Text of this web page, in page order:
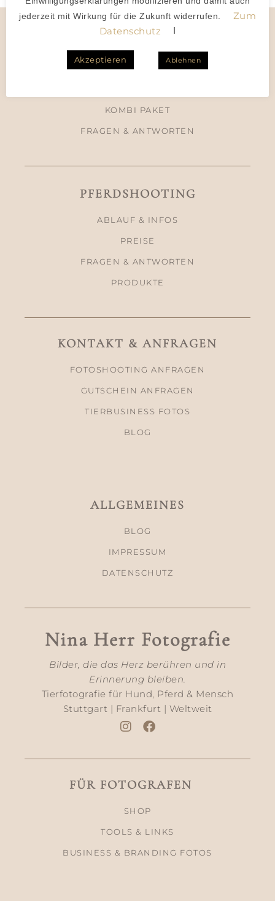
ABLAUF & INFOS
KOMBI PAKET
FRAGEN & ANTWORTEN
PFERDSHOOTING
ABLAUF & INFOS
PREISE
FRAGEN & ANTWORTEN
PRODUKTE
KONTAKT & ANFRAGEN
FOTOSHOOTING ANFRAGEN
GUTSCHEIN ANFRAGEN
TIERBUSINESS FOTOS
BLOG
ALLGEMEINES
BLOG
IMPRESSUM
DATENSCHUTZ
Nina Herr Fotografie
Bilder, die das Herz berühren und in
Erinnerung bleiben.
Tierfotografie für Hund, Pferd & Mensch
Stuttgart | Frankfurt | Weltweit
FÜR FOTOGRAFEN
SHOP
TOOLS & LINKS
BUSINESS & BRANDING FOTOS
jederzeit mit Wirkung für die Zukunft widerrufen.
Zum
Datenschutz
I
Akzeptieren Ablehnen